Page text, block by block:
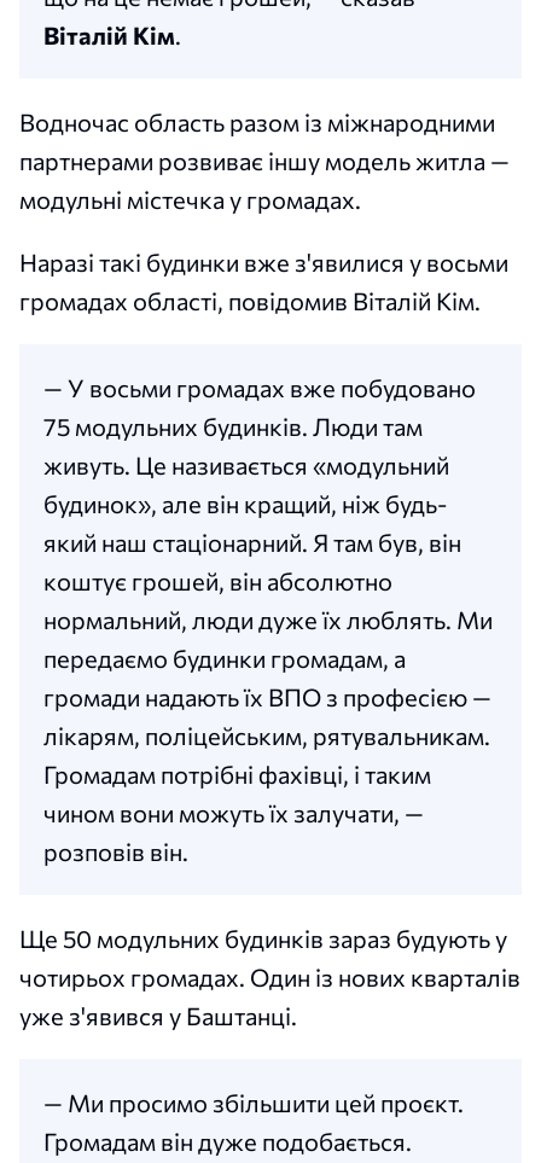
Віталій Кім.
Водночас область разом із міжнародними
партнерами розвиває іншу модель житла —
модульні містечка у громадах.
Наразі такі будинки вже з'явилися у восьми
громадах області, повідомив Віталій Кім.
— У восьми громадах вже побудовано
75 модульних будинків. Люди там
живуть. Це називається «модульний
будинок», але він кращий, ніж будь-
який наш стаціонарний. Я там був, він
коштує грошей, він абсолютно
нормальний, люди дуже їх люблять. Ми
передаємо будинки громадам, а
громади надають їх ВПО з професією —
лікарям, поліцейським, рятувальникам.
Громадам потрібні фахівці, і таким
чином вони можуть їх залучати, —
розповів він.
Ще 50 модульних будинків зараз будують у
чотирьох громадах. Один із нових кварталів
уже з'явився у Баштанці.
— Ми просимо збільшити цей проєкт.
Громадам він дуже подобається.